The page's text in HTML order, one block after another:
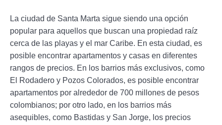
La ciudad de Santa Marta sigue siendo una opción
popular para aquellos que buscan una propiedad raíz
cerca de las playas y el mar Caribe. En esta ciudad, es
posible encontrar apartamentos y casas en diferentes
rangos de precios. En los barrios más exclusivos, como
El Rodadero y Pozos Colorados, es posible encontrar
apartamentos por alrededor de 700 millones de pesos
colombianos; por otro lado, en los barrios más
asequibles, como Bastidas y San Jorge, los precios